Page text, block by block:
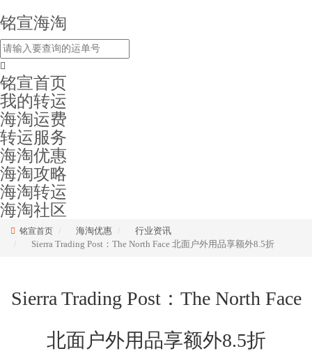
铭宣海淘
铭宣首页
我的转运
海淘运费
转运服务
海淘优惠
海淘攻略
海淘转运
海淘社区
铭宣首页 海淘优惠
行业资讯
Sierra Trading Post：The North Face 北面户外用品享额外8.5折
Sierra Trading Post：The North Face
北面户外用品享额外8.5折